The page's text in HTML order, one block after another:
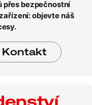
přes bezpečnostní
objevte náš
Kontakt